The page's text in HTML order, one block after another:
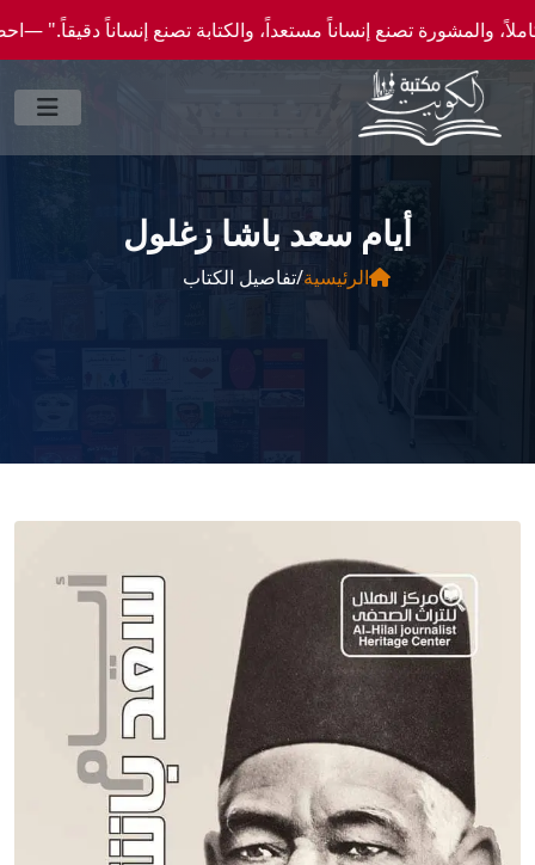
تصنع إنساناً مستعداً، والكتابة تصنع إنساناً دقيقاً." —احصل علي عروض وخصومات خاصة
أيام سعد باشا زغلول
الرئيسية/تفاصيل الكتاب